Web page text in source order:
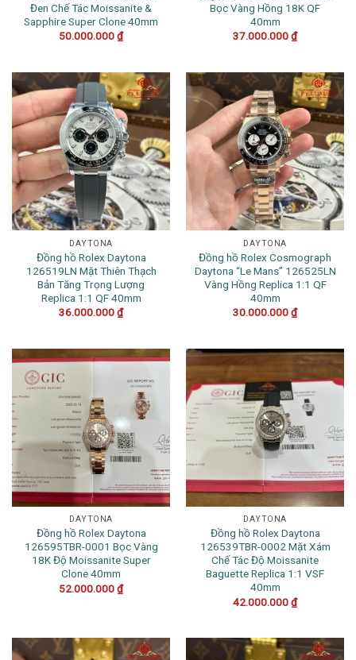
Đen Chế Tác Moissanite &
Sapphire Super Clone 40mm
50.000.000₫
Bọc Vàng Hồng 18K QF
40mm
37.000.000₫
DAYTONA
Đồng hồ Rolex Daytona
126519LN Mặt Thiên Thạch
Bản Tăng Trọng Lượng
Replica 1:1 QF 40mm
36.000.000₫
DAYTONA
Đồng hồ Rolex Cosmograph
Daytona “Le Mans” 126525LN
Vàng Hồng Replica 1:1 QF
40mm
30.000.000₫
DAYTONA
Đồng hồ Rolex Daytona
126595TBR-0001 Bọc Vàng
18K Độ Moissanite Super
Clone 40mm
52.000.000₫
DAYTONA
Đồng hồ Rolex Daytona
126539TBR-0002 Mặt Xám
Chế Tác Độ Moissanite
Baguette Replica 1:1 VSF
40mm
42.000.000₫